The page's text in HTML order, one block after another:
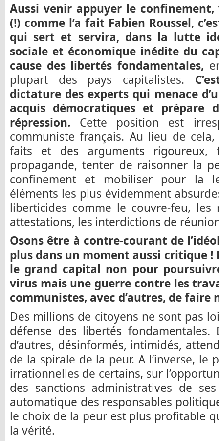
Aussi venir appuyer le
(!) comme l’a fait Fabien Roussel,
qui sert et servira, dans la lutte
sociale et économique inédite du
cause des libertés fondamentales,
plupart des pays capitalistes.
dictature des experts qui menace
acquis démocratiques et prépare
répression. Cette position est
communiste français. Au lieu de
faits et des arguments
propagande, tenter de raisonner la
confinement et mobiliser pour la
éléments les plus évidemment
liberticides comme le couvre-feu, les
attestations, les interdictions de
Osons être à contre-courant de
plus dans un moment aussi critique
le grand capital non pour
virus mais une guerre contre les
communistes, avec d’autres, de faire
Des millions de citoyens ne sont pas
défense des libertés
d’autres, désinformés, intimidés,
de la spirale de la peur. A l’inverse, le
irrationnelles de certains, sur
des sanctions administratives de
automatique des responsables
le choix de la peur est plus profitable
la vérité.